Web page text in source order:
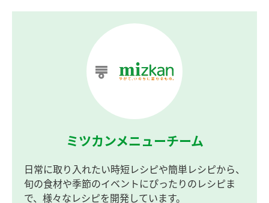
ミツカンメニューチーム
日常に取り入れたい時短レシピや簡単レシピから、
旬の食材や季節のイベントにぴったりのレシピま
で、様々なレシピを開発しています。